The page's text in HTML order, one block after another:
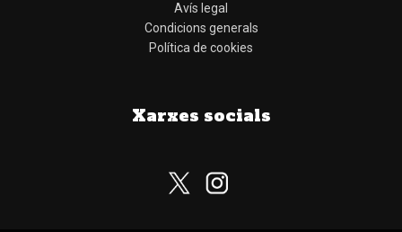
Avís legal
Condicions generals
Política de cookies
Xarxes socials